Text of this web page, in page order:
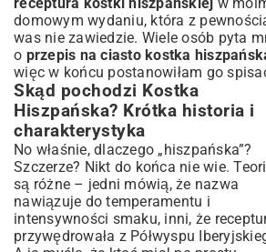
domowym wydaniu, która z
was nie zawiedzie. Wiele osób pyta
o przepis na ciasto kostka
więc w końcu postanowiłam go
Skąd pochodzi Kostka
Hiszpańska? Krótka historia i
charakterystyka
No właśnie, dlaczego „hiszpańska”?
Szczerze? Nikt do końca nie wie.
są różne – jedni mówią, że nazwa
nawiązuje do temperamentu i
intensywności smaku, inni, że
przywędrowała z Półwyspu